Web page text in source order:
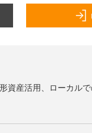
資産活用、ローカル